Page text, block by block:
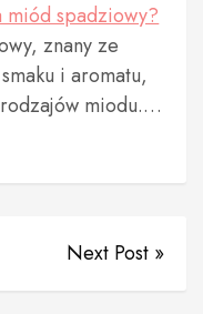
miód spadziowy?
znany ze
i aromatu,
miodu.…
Next Post »